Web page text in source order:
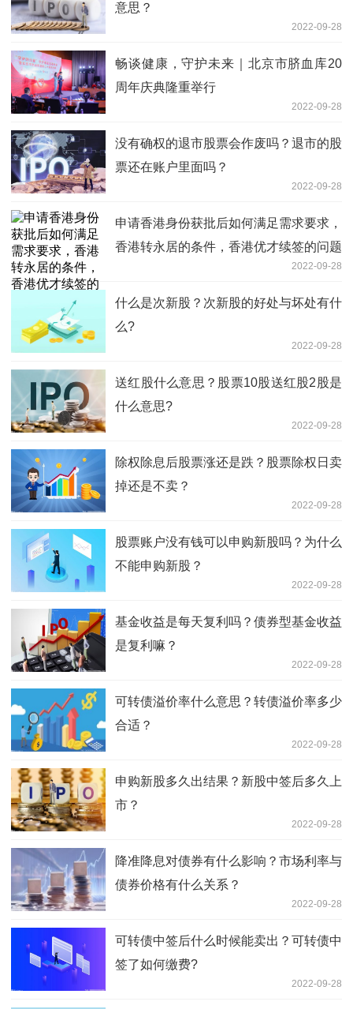
意思？
2022-09-28
畅谈健康，守护未来｜北京市脐血库20
周年庆典隆重举行
2022-09-28
没有确权的退市股票会作废吗？退市的股
票还在账户里面吗？
2022-09-28
申请香港身份获批后如何满足需求要求，
香港转永居的条件，香港优才续签的问题
2022-09-28
什么是次新股？次新股的好处与坏处有什
么?
2022-09-28
送红股什么意思？股票10股送红股2股是
什么意思?
2022-09-28
除权除息后股票涨还是跌？股票除权日卖
掉还是不卖？
2022-09-28
股票账户没有钱可以申购新股吗？为什么
不能申购新股？
2022-09-28
基金收益是每天复利吗？债券型基金收益
是复利嘛？
2022-09-28
可转债溢价率什么意思？转债溢价率多少
合适？
2022-09-28
申购新股多久出结果？新股中签后多久上
市？
2022-09-28
降准降息对债券有什么影响？市场利率与
债券价格有什么关系？
2022-09-28
可转债中签后什么时候能卖出？可转债中
签了如何缴费?
2022-09-28